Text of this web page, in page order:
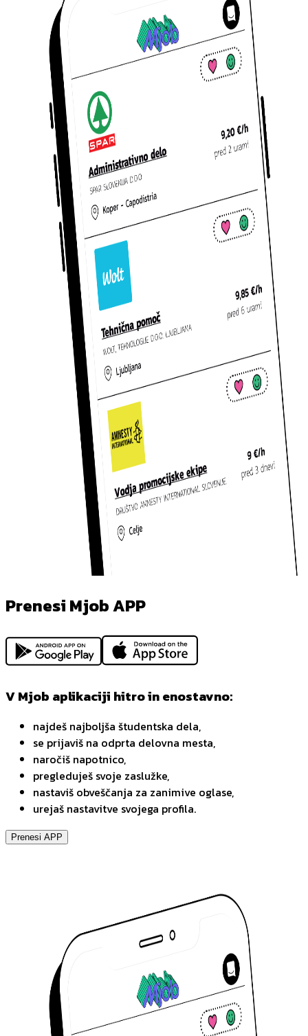
Prenesi Mjob APP
V Mjob aplikaciji hitro in enostavno:
najdeš najboljša študentska dela,
se prijaviš na odprta delovna mesta,
naročiš napotnico,
pregleduješ svoje zaslužke,
nastaviš obveščanja za zanimive oglase,
urejaš nastavitve svojega profila.
Prenesi APP